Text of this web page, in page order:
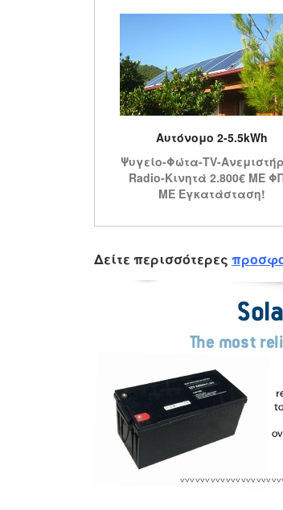
Αυτόνομο 2-5.5kWh
Ψυγείο-Φώτα-TV-
Radio-Κινητά 2.800€ ME
ΜΕ Εγκατάσταση!
Δείτε περισσότερες